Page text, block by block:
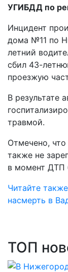
УГИБДД по
Инцидент
дома №11 по
летний
сбил 43-
проезжую
В результате
травмой.
Отмечено,
также не
в момент ДТП
Читайте
насмерть в
ТОП